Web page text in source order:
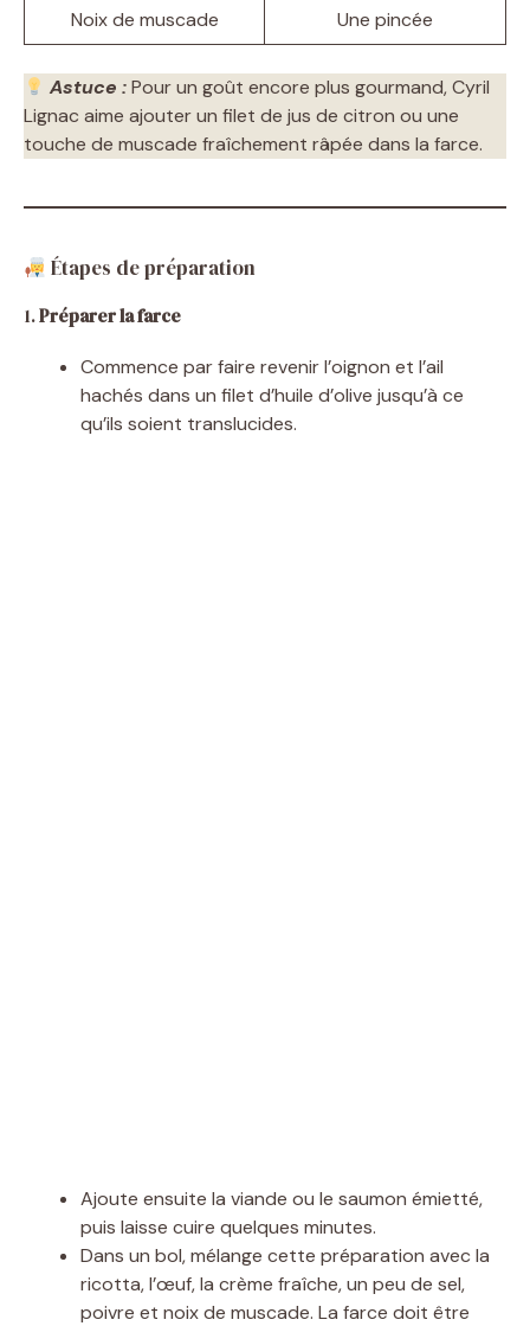
Noix de muscade Une pincée
Astuce : Pour un goût encore plus gourmand, Cyril
Lignac aime ajouter un filet de jus de citron ou une
touche de muscade fraîchement râpée dans la farce.
Étapes de préparation
1.Préparer la farce
Commence par faire revenir l’oignon et l’ail
hachés dans un filet d’huile d’olive jusqu’à ce
qu’ils soient translucides.
Ajoute ensuite la viande ou le saumon émietté,
puis laisse cuire quelques minutes.
Dans un bol, mélange cette préparation avec la
ricotta, l’œuf, la crème fraîche, un peu de sel,
poivre et noix de muscade. La farce doit être